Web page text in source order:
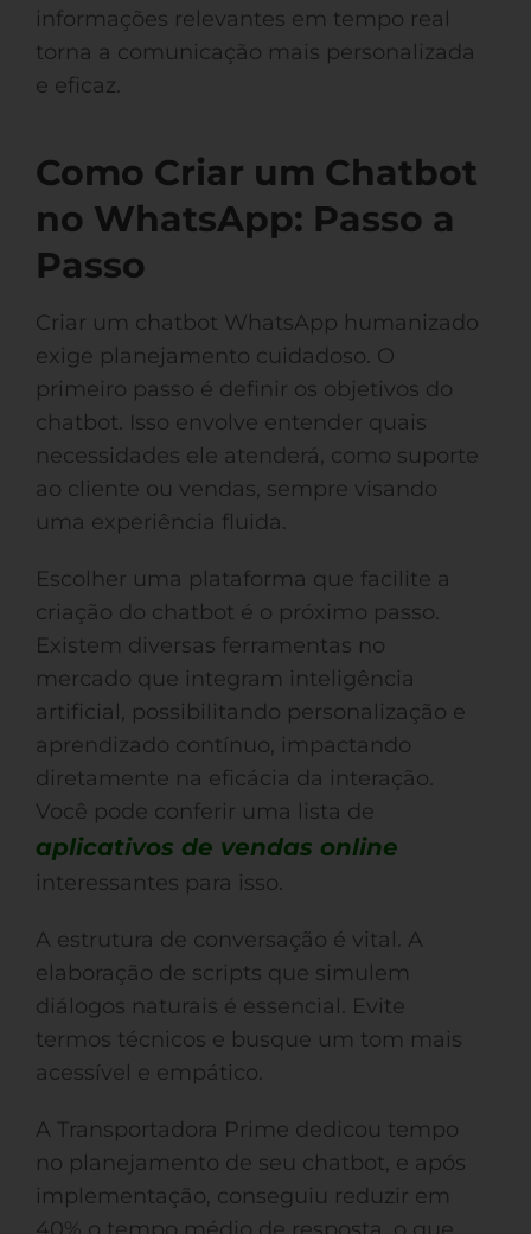
informações relevantes em tempo real
torna a comunicação mais personalizada
e eficaz.
Como Criar um Chatbot
no WhatsApp: Passo a
Passo
Criar um chatbot WhatsApp humanizado
exige planejamento cuidadoso. O
primeiro passo é definir os objetivos do
chatbot. Isso envolve entender quais
necessidades ele atenderá, como suporte
ao cliente ou vendas, sempre visando
uma experiência fluida.
Escolher uma plataforma que facilite a
criação do chatbot é o próximo passo.
Existem diversas ferramentas no
mercado que integram inteligência
artificial, possibilitando personalização e
aprendizado contínuo, impactando
diretamente na eficácia da interação.
Você pode conferir uma lista de
aplicativos de vendas online
interessantes para isso.
A estrutura de conversação é vital. A
elaboração de scripts que simulem
diálogos naturais é essencial. Evite
termos técnicos e busque um tom mais
acessível e empático.
A Transportadora Prime dedicou tempo
no planejamento de seu chatbot, e após
implementação, conseguiu reduzir em